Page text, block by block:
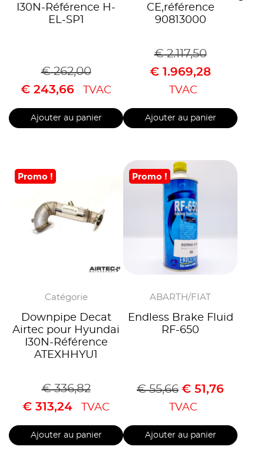
I30N-Référence H-
EL-SP1
€262,00
€ 243,66 TVAC
Ajouter au panier
CE,référence
90813000
€2.117,50
€ 1.969,28
TVAC
Ajouter au panier
Promo !
Catégorie
Downpipe Decat
Airtec pour Hyundai
I30N-Référence
ATEXHHYU1
€336,82
€ 313,24 TVAC
Ajouter au panier
Promo !
ABARTH/FIAT
Endless Brake Fluid
RF-650
€55,66 € 51,76
TVAC
Ajouter au panier